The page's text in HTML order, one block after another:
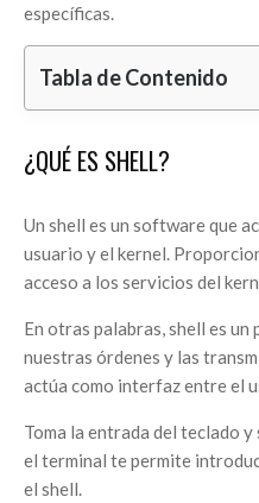
específicas.
Tabla de Contenido
¿QUÉ ES SHELL?
Un shell es un software que
usuario y el kernel.
acceso a los servicios del
En otras palabras, shell es
nuestras órdenes y las
actúa como interfaz entre el
Toma la entrada del teclado
el terminal te permite
el shell.